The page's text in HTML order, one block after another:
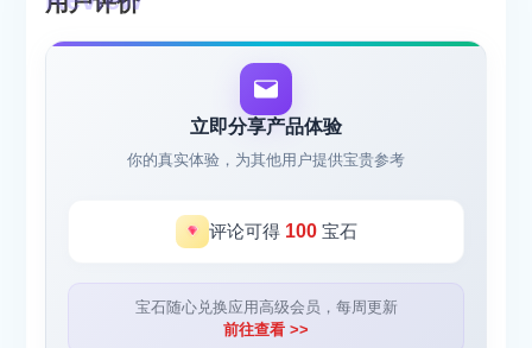
立即分享产品体验
你的真实体验，为其他用户提供宝贵参考
评论可得 100宝石
宝石随心兑换应用高级会员，每周更新
前往查看 >>